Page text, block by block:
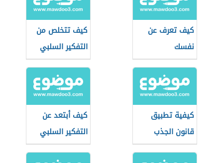
كيف تعرف عن
نفسك
كيف تتخلص من
التفكير السلبي
كيفية تطبيق
قانون الجذب
كيف أبتعد عن
التفكير السلبي